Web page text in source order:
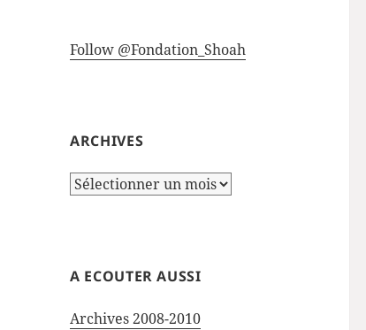
Follow @Fondation_Shoah
ARCHIVES
Archives
A ECOUTER AUSSI
Archives 2008-2010